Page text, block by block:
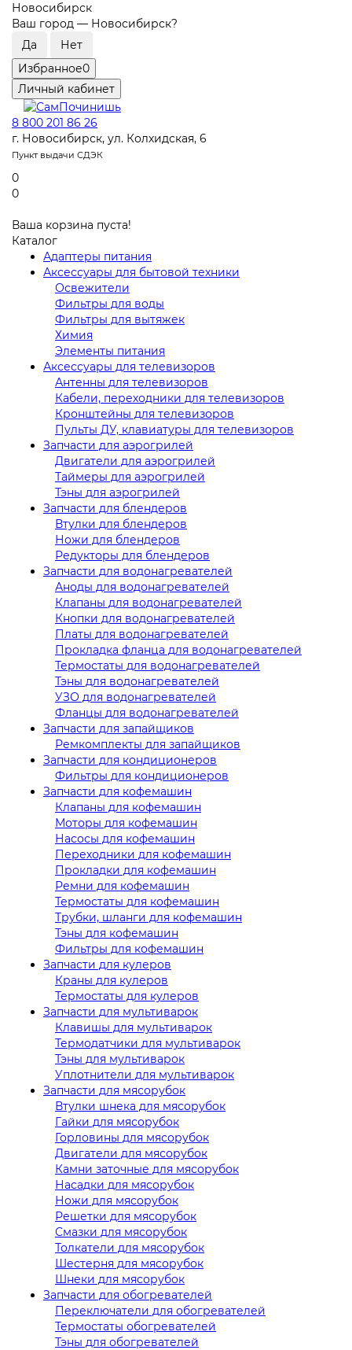
Новосибирск
Ваш город — Новосибирск?
Избранное0
Личный кабинет
8 800 201 86 26
г. Новосибирск, ул. Колхидская, 6
Пункт выдачи СДЭК
0
0
Ваша корзина пуста!
Каталог
Адаптеры питания
Аксессуары для бытовой техники
Освежители
Фильтры для воды
Фильтры для вытяжек
Химия
Элементы питания
Аксессуары для телевизоров
Антенны для телевизоров
Кабели, переходники для телевизоров
Кронштейны для телевизоров
Пульты ДУ, клавиатуры для телевизоров
Запчасти для аэрогрилей
Двигатели для аэрогрилей
Таймеры для аэрогрилей
Тэны для аэрогрилей
Запчасти для блендеров
Втулки для блендеров
Ножи для блендеров
Редукторы для блендеров
Запчасти для водонагревателей
Аноды для водонагревателей
Клапаны для водонагревателей
Кнопки для водонагревателей
Платы для водонагревателей
Прокладка фланца для водонагревателей
Термостаты для водонагревателей
Тэны для водонагревателей
УЗО для водонагревателей
Фланцы для водонагревателей
Запчасти для запайщиков
Ремкомплекты для запайщиков
Запчасти для кондиционеров
Фильтры для кондиционеров
Запчасти для кофемашин
Клапаны для кофемашин
Моторы для кофемашин
Насосы для кофемашин
Переходники для кофемашин
Прокладки для кофемашин
Ремни для кофемашин
Термостаты для кофемашин
Трубки, шланги для кофемашин
Тэны для кофемашин
Фильтры для кофемашин
Запчасти для кулеров
Краны для кулеров
Термостаты для кулеров
Запчасти для мультиварок
Клавишы для мультиварок
Термодатчики для мультиварок
Тэны для мультиварок
Уплотнители для мультиварок
Запчасти для мясорубок
Втулки шнека для мясорубок
Гайки для мясорубок
Горловины для мясорубок
Двигатели для мясорубок
Камни заточные для мясорубок
Насадки для мясорубок
Ножи для мясорубок
Решетки для мясорубок
Смазки для мясорубок
Толкатели для мясорубок
Шестерня для мясорубок
Шнеки для мясорубок
Запчасти для обогревателей
Переключатели для обогревателей
Термостаты обогревателей
Тэны для обогревателей